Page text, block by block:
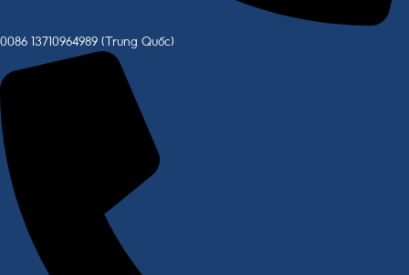
0086 13710964989 (Trung Quốc)